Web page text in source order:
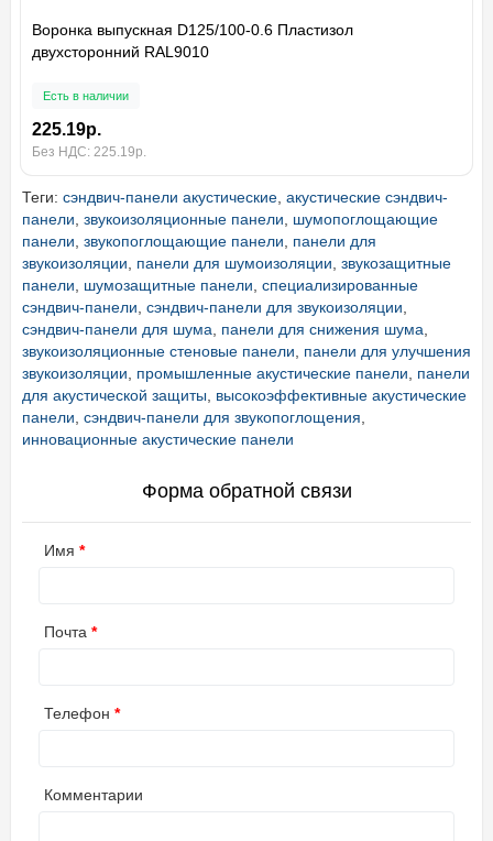
Воронка выпускная D125/100-0.6 Пластизол
двухсторонний RAL9010
Есть в наличии
225.19р.
Без НДС: 225.19р.
Теги: сэндвич-панели акустические, акустические сэндвич-
панели, звукоизоляционные панели, шумопоглощающие
панели, звукопоглощающие панели, панели для
звукоизоляции, панели для шумоизоляции, звукозащитные
панели, шумозащитные панели, специализированные
сэндвич-панели, сэндвич-панели для звукоизоляции,
сэндвич-панели для шума, панели для снижения шума,
звукоизоляционные стеновые панели, панели для улучшения
звукоизоляции, промышленные акустические панели, панели
для акустической защиты, высокоэффективные акустические
панели, сэндвич-панели для звукопоглощения,
инновационные акустические панели
Форма обратной связи
Имя
Почта
Телефон
Комментарии